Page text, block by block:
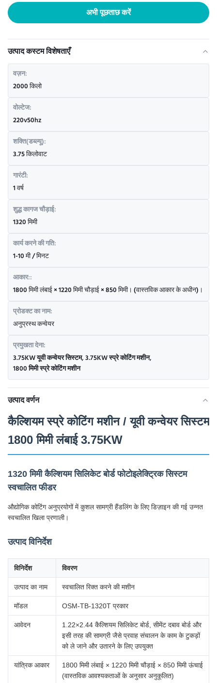
अभी पूछताछ करें
उत्पाद कस्टम विशेषताएँ
वज़न:
2000 किलो
वोल्टेज:
220v50hz
शक्ति(डब्ल्यू):
3.75 किलोवाट
गारंटी:
1 वर्ष
शुद्ध कागज चौड़ाई:
1320 मिमी
कार्य करने की गति:
1-10 मी / मिनट
आकार::
1800 मिमी लंबाई × 1220 मिमी चौड़ाई × 850 मिमी। (वास्तविक आकार के अधीन)।
प्रोडक्ट का नाम:
अनुप्रस्थ कन्वेयर
प्रमुखता देना:
3.75KW यूवी कन्वेयर सिस्टम,3.75KW स्प्रे कोटिंग मशीन,
1800 मिमी स्प्रे कोटिंग मशीन
उत्पाद वर्णन
कैल्शियम स्प्रे कोटिंग मशीन / यूवी कन्वेयर सिस्टम
1800 मिमी लंबाई 3.75KW
1320 मिमी कैल्शियम सिलिकेट बोर्ड फोटोइलेक्ट्रिक सिस्टम
स्वचालित फीडर
औद्योगिक कोटिंग अनुप्रयोगों में कुशल सामग्री हैंडलिंग के लिए डिज़ाइन की गई उन्नत
स्वचालित खिला प्रणाली।
उत्पाद विनिर्देश
विनिर्देश विवरण
उत्पाद का नाम स्वचालित रिक्त करने की मशीन
मॉडल OSM-TB-1320T प्रकार
आवेदन
1.22×2.44 कैल्शियम सिलिकेट बोर्ड, सीमेंट दबाव बोर्ड और
इसी तरह की सामग्री जैसे प्रवाह संचालन के काम के टुकड़ों
को ले जाने और उतारने के लिए उपयुक्त
यांत्रिक आकार
1800 मिमी लंबाई × 1220 मिमी चौड़ाई × 850 मिमी ऊंचाई
(वास्तविक आवश्यकताओं के अनुसार अनुकूलित)